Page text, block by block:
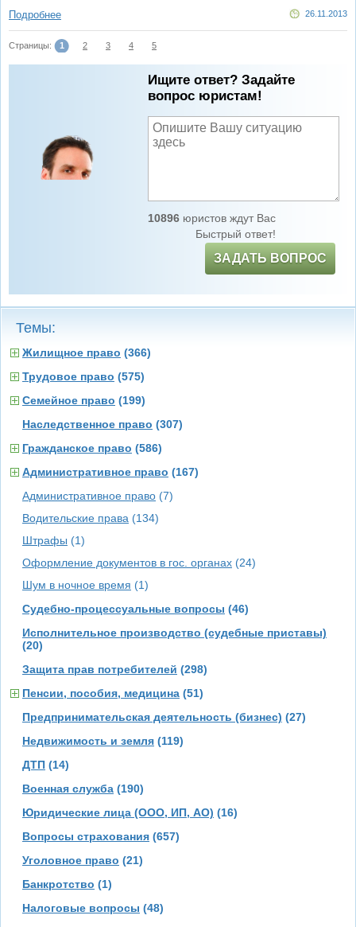
Подробнее
26.11.2013
Страницы: 1 2 3 4 5
Ищите ответ? Задайте
вопрос юристам!
10896юристов ждут Вас
Быстрый ответ!
ЗАДАТЬ ВОПРОС
Темы:
Жилищное право (366)
Трудовое право (575)
Семейное право (199)
Наследственное право (307)
Гражданское право (586)
Административное право (167)
Административное право (7)
Водительские права (134)
Штрафы (1)
Оформление документов в гос. органах (24)
Шум в ночное время (1)
Судебно-процессуальные вопросы (46)
Исполнительное производство (судебные приставы)
(20)
Защита прав потребителей (298)
Пенсии, пособия, медицина (51)
Предпринимательская деятельность (бизнес) (27)
Недвижимость и земля (119)
ДТП (14)
Военная служба (190)
Юридические лица (ООО, ИП, АО) (16)
Вопросы страхования (657)
Уголовное право (21)
Банкротство (1)
Налоговые вопросы (48)